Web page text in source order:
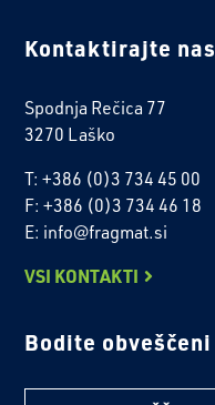
Kontaktirajte nas
Spodnja Rečica 77
3270 Laško
T: +386 (0)3 734 45 00
F: +386 (0)3 734 46 18
E: info@fragmat.si
VSI KONTAKTI
Bodite obveščeni